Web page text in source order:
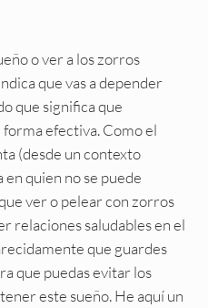
o ver a los zorros
que vas a depender
que significa que
efectiva. Como el
(desde un contexto
quien no se puede
ver o pelear con zorros
relaciones saludables en el
que guardes
que puedas evitar los
este sueño. He aquí un